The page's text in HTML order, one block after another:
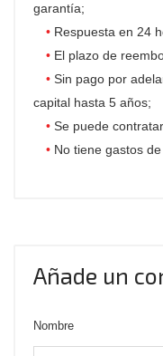
garantía;
Respuesta en 24
El plazo de
Sin pago por
capital hasta 5 años;
Se puede
No tiene gastos
Añade un
Nombre